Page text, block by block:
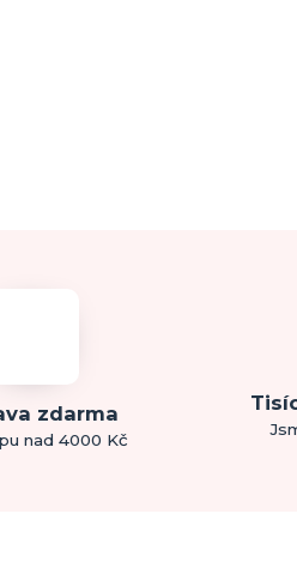
zdarma
nad 4000 Kč